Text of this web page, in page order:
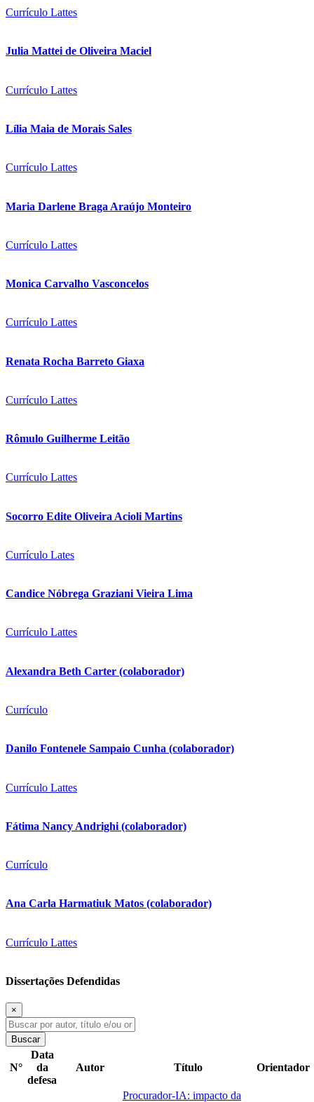
Currículo Lattes
Julia Mattei de Oliveira Maciel
Currículo Lattes
Lília Maia de Morais Sales
Currículo Lattes
Maria Darlene Braga Araújo Monteiro
Currículo Lattes
Monica Carvalho Vasconcelos
Currículo Lattes
Renata Rocha Barreto Giaxa
Currículo Lattes
Rômulo Guilherme Leitão
Currículo Lattes
Socorro Edite Oliveira Acioli Martins
Currículo Lates
Candice Nóbrega Graziani Vieira Lima
Currículo Lattes
Alexandra Beth Carter (colaborador)
Currículo
Danilo Fontenele Sampaio Cunha (colaborador)
Currículo Lattes
Fátima Nancy Andrighi (colaborador)
Currículo
Ana Carla Harmatiuk Matos (colaborador)
Currículo Lattes
Dissertações Defendidas
×
Buscar
N°
Data
da
defesa
Autor Título Orientador
Procurador-IA: impacto da